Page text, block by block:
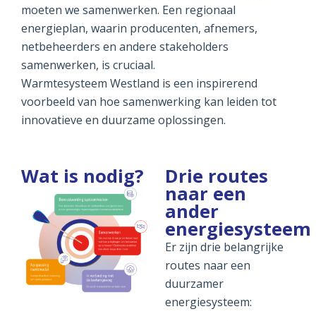
moeten we samenwerken. Een regionaal
energieplan, waarin producenten, afnemers,
netbeheerders en andere stakeholders
samenwerken, is cruciaal.
Warmtesysteem Westland is een inspirerend
voorbeeld van hoe samenwerking kan leiden tot
innovatieve en duurzame oplossingen.
Wat is nodig? Drie routes
naar een
ander
energiesysteem
Er zijn drie belangrijke
routes naar een
duurzamer
energiesysteem: